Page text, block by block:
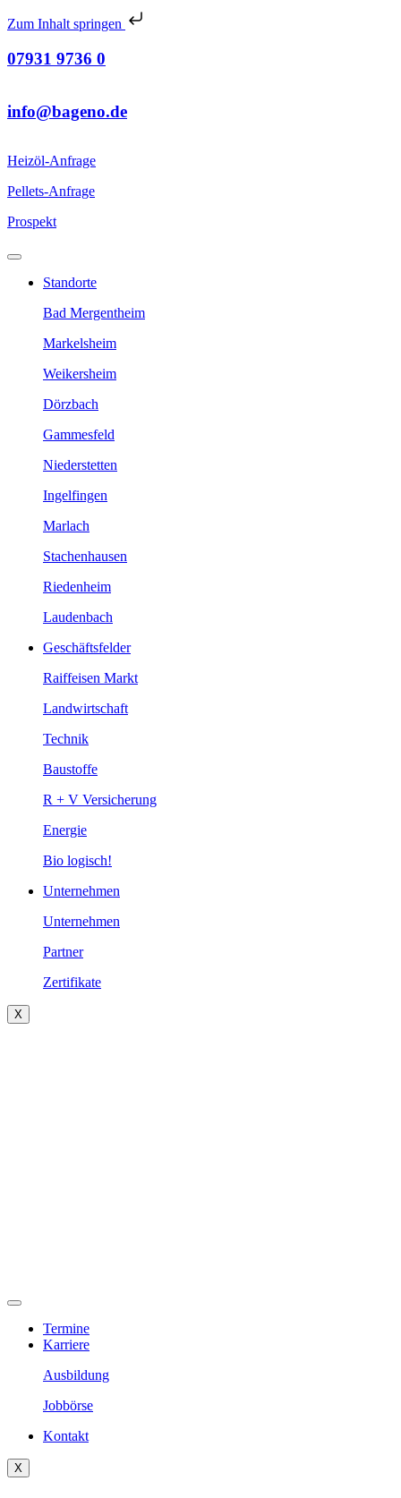
Zum Inhalt springen
07931 9736 0
info@bageno.de
Heizöl-Anfrage
Pellets-Anfrage
Prospekt
Standorte
Bad Mergentheim
Markelsheim
Weikersheim
Dörzbach
Gammesfeld
Niederstetten
Ingelfingen
Marlach
Stachenhausen
Riedenheim
Laudenbach
Geschäftsfelder
Raiffeisen Markt
Landwirtschaft
Technik
Baustoffe
R + V Versicherung
Energie
Bio logisch!
Unternehmen
Unternehmen
Partner
Zertifikate
X
Termine
Karriere
Ausbildung
Jobbörse
Kontakt
X